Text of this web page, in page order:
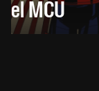
el MCU